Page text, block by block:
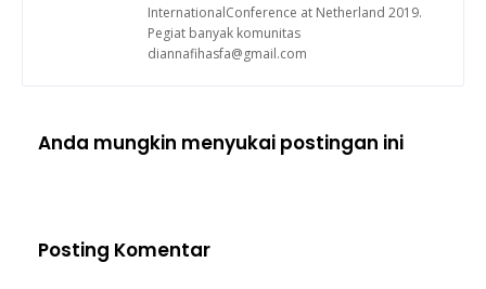
InternationalConference at Netherland 2019.
Pegiat banyak komunitas
diannafihasfa@gmail.com
Anda mungkin menyukai postingan ini
Posting Komentar